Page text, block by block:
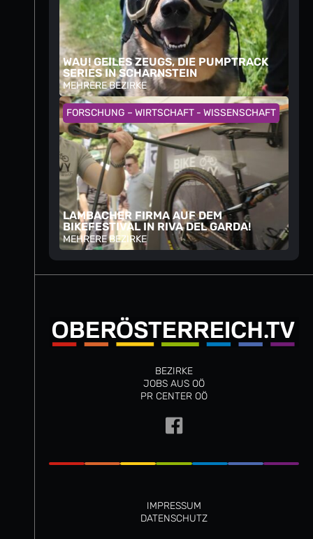
WAU! GEILES ZEUGS, DIE PUMPTRACK
SERIES IN SCHARNSTEIN
MEHRERE BEZIRKE
FORSCHUNG – WIRTSCHAFT - WISSENSCHAFT
LAMBACHER FIRMA AUF DEM
BIKEFESTIVAL IN RIVA DEL GARDA!
MEHRERE BEZIRKE
BEZIRKE
JOBS AUS OÖ
PR CENTER OÖ
IMPRESSUM
DATENSCHUTZ